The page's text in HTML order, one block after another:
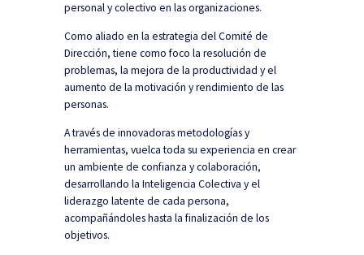
personal y colectivo en las organizaciones.
Como aliado en la estrategia del Comité de
Dirección, tiene como foco la resolución de
problemas, la mejora de la productividad y el
aumento de la motivación y rendimiento de las
personas.
A través de innovadoras metodologías y
herramientas, vuelca toda su experiencia en crear
un ambiente de confianza y colaboración,
desarrollando la Inteligencia Colectiva y el
liderazgo latente de cada persona,
acompañándoles hasta la finalización de los
objetivos.